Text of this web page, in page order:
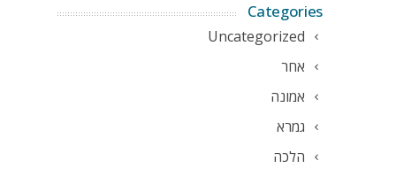
Categories
Uncategorized
אחר
אמונה
גמרא
הלכה